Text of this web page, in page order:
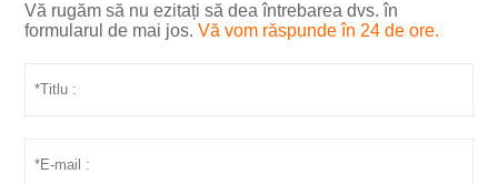
Vă rugăm să nu ezitați să dea întrebarea dvs. în
formularul de mai jos.Vă vom răspunde în 24 de ore.